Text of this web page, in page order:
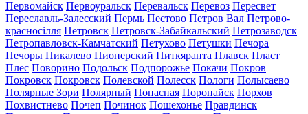
Первомайск Первоуральск Перевальск Перевоз Пересвет
Переславль-Залесский Пермь Пестово Петров Вал Петрово-
красносілля Петровск Петровск-Забайкальский Петрозаводск
Петропавловск-Камчатский Петухово Петушки Печора
Печоры Пикалево Пионерский Питкяранта Плавск Пласт
Плес Поворино Подольск Подпорожье Покачи Покров
Покровск Покровск Полевской Полесск Пологи Полысаево
Полярные Зори Полярный Попасная Поронайск Порхов
Похвистнево Почеп Починок Пошехонье Правдинск